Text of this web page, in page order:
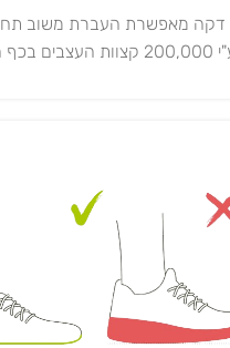
דקה מאפשרת העברת משוב
בכף הרגל.